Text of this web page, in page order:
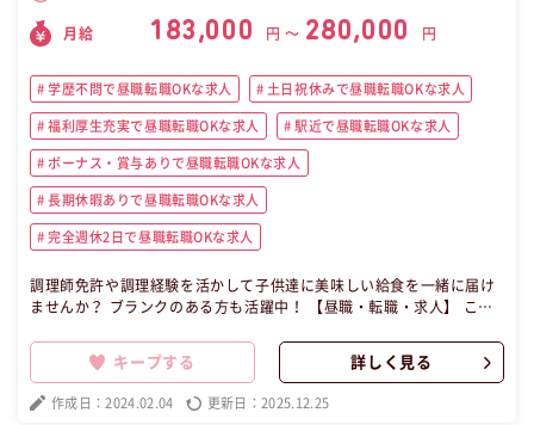
月給 183,000 円 〜 280,000 円
学歴不問で昼職転職OKな求人 土日祝休みで昼職転職OKな求人
福利厚生充実で昼職転職OKな求人 駅近で昼職転職OKな求人
ボーナス・賞与ありで昼職転職OKな求人
長期休暇ありで昼職転職OKな求人
完全週休2日で昼職転職OKな求人
調理師免許や調理経験を活かして子供達に美味しい給食を一緒に届け
ませんか？ ブランクのある方も活躍中！ 【昼職・転職・求人】 この
求人です。
キープする 詳しく見る
作成日：2024.02.04 更新日：2025.12.25